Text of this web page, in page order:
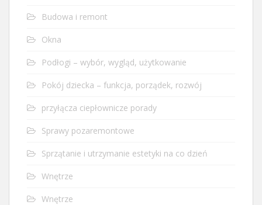
Budowa i remont
Okna
Podłogi – wybór, wygląd, użytkowanie
Pokój dziecka – funkcja, porządek, rozwój
przyłącza ciepłownicze porady
Sprawy pozaremontowe
Sprzątanie i utrzymanie estetyki na co dzień
Wnętrze
Wnętrze